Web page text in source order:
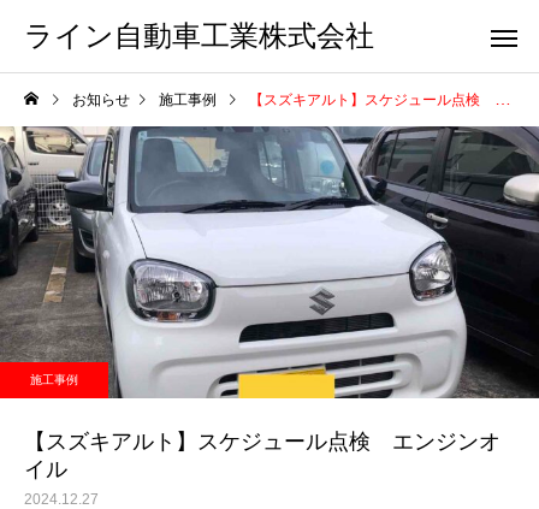
ライン自動車工業株式会社
お知らせ 施工事例 【スズキアルト】スケジュール点検 エンジンオイル
施工事例
【スズキアルト】スケジュール点検 エンジンオ
イル
2024.12.27